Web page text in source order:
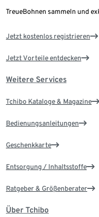
TreueBohnen sammeln und
Jetzt kostenlos registrieren
Jetzt Vorteile entdecken
Weitere Services
Tchibo Kataloge & Magazine
Bedienungsanleitungen
Geschenkkarte
Entsorgung / Inhaltsstoffe
Ratgeber & Größenberater
Über Tchibo